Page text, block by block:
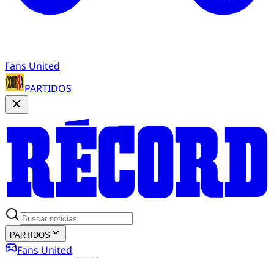
Fans United
PARTIDOS
PARTIDOS
Fans United